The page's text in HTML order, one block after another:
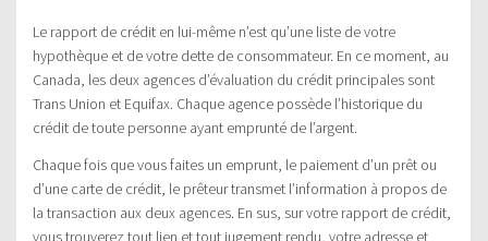
Le rapport de crédit en lui-même n’est qu’une liste de votre
hypothèque et de votre dette de consommateur. En ce moment, au
Canada, les deux agences d’évaluation du crédit principales sont
Trans Union et Equifax. Chaque agence possède l’historique du
crédit de toute personne ayant emprunté de l’argent.
Chaque fois que vous faites un emprunt, le paiement d’un prêt ou
d’une carte de crédit, le prêteur transmet l’information à propos de
la transaction aux deux agences. En sus, sur votre rapport de crédit,
vous trouverez tout lien et tout jugement rendu, votre adresse et